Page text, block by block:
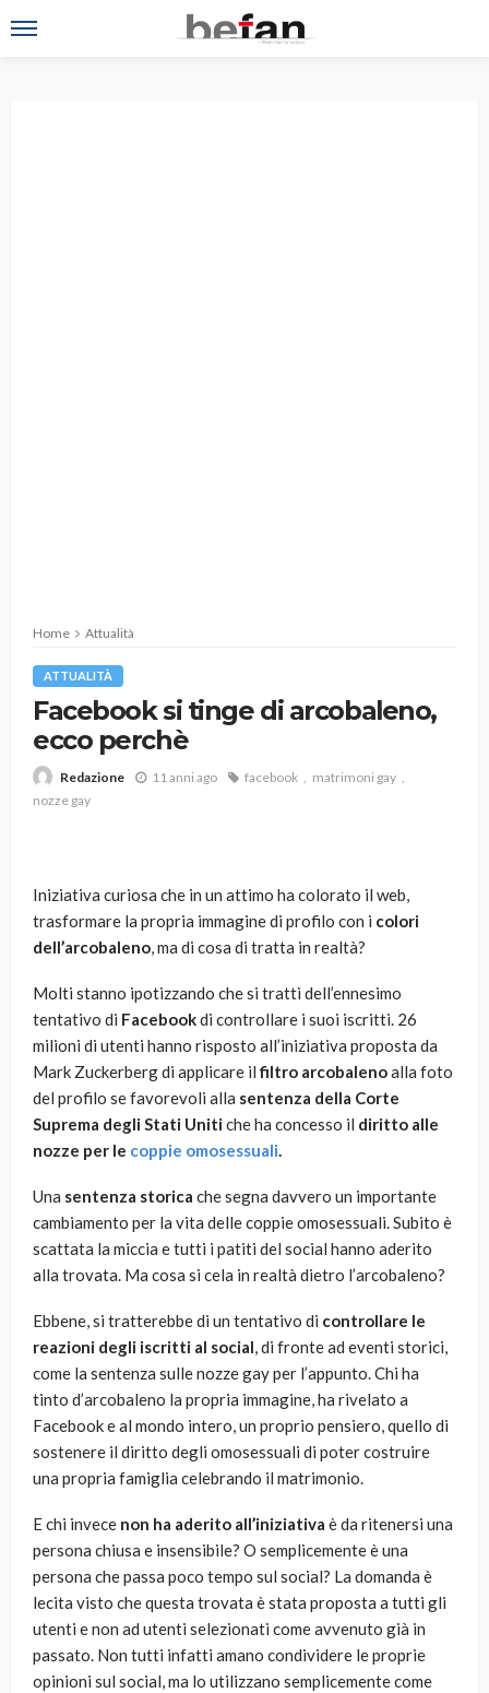
Home Attualità
ATTUALITÀ
Facebook si tinge di arcobaleno,
ecco perchè
Redazione 11 anni ago facebook
matrimoni gay
nozze gay
Iniziativa curiosa che in un attimo ha colorato il web,
trasformare la propria immagine di profilo con i colori
dell’arcobaleno, ma di cosa di tratta in realtà?
Molti stanno ipotizzando che si tratti dell’ennesimo
tentativo di Facebookdi controllare i suoi iscritti. 26
milioni di utenti hanno risposto all’iniziativa proposta da
Mark Zuckerberg di applicare ilfiltro arcobalenoalla foto
del profilo se favorevoli alla sentenza della Corte
Suprema degli Stati Unitiche ha concesso il diritto alle
nozze per le coppie omosessuali.
Una sentenza storica che segna davvero un importante
cambiamento per la vita delle coppie omosessuali. Subito è
scattata la miccia e tutti i patiti del social hanno aderito
alla trovata. Ma cosa si cela in realtà dietro l’arcobaleno?
Ebbene, si tratterebbe di un tentativo di controllare le
reazioni degli iscritti al social, di fronte ad eventi storici,
come la sentenza sulle nozze gay per l’appunto. Chi ha
tinto d’arcobaleno la propria immagine, ha rivelato a
Facebook e al mondo intero, un proprio pensiero, quello di
sostenere il diritto degli omosessuali di poter costruire
una propria famiglia celebrando il matrimonio.
E chi invece non ha aderito all’iniziativa è da ritenersi una
persona chiusa e insensibile? O semplicemente è una
persona che passa poco tempo sul social? La domanda è
lecita visto che questa trovata è stata proposta a tutti gli
utenti e non ad utenti selezionati come avvenuto già in
passato. Non tutti infatti amano condividere le proprie
opinioni sul social, ma lo utilizzano semplicemente come